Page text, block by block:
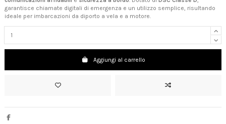
garantisce chiamate digitali di emergenza e un utilizzo semplice, risultando
ideale per imbarcazioni da diporto a vela e a motore.
Aggiungi al carrello